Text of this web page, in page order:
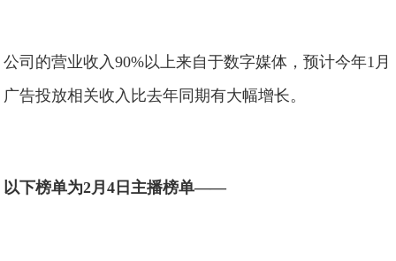
公司的营业收入90%以上来自于数字媒体，预计今年1月
广告投放相关收入比去年同期有大幅增长。
以下榜单为2月4日主播榜单——